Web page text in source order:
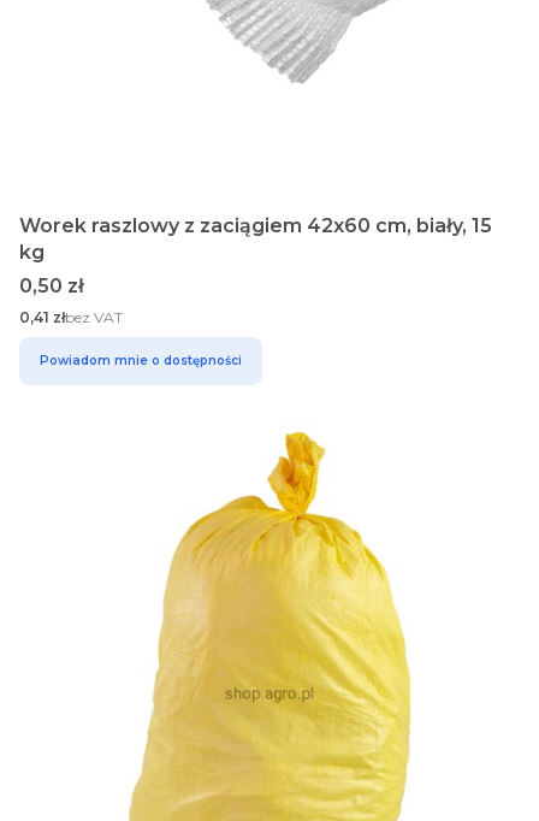
Worek raszlowy z zaciągiem 42x60 cm, biały, 15
kg
Cena
0,50 zł
Cena
0,41 złbez VAT
Powiadom mnie o dostępności